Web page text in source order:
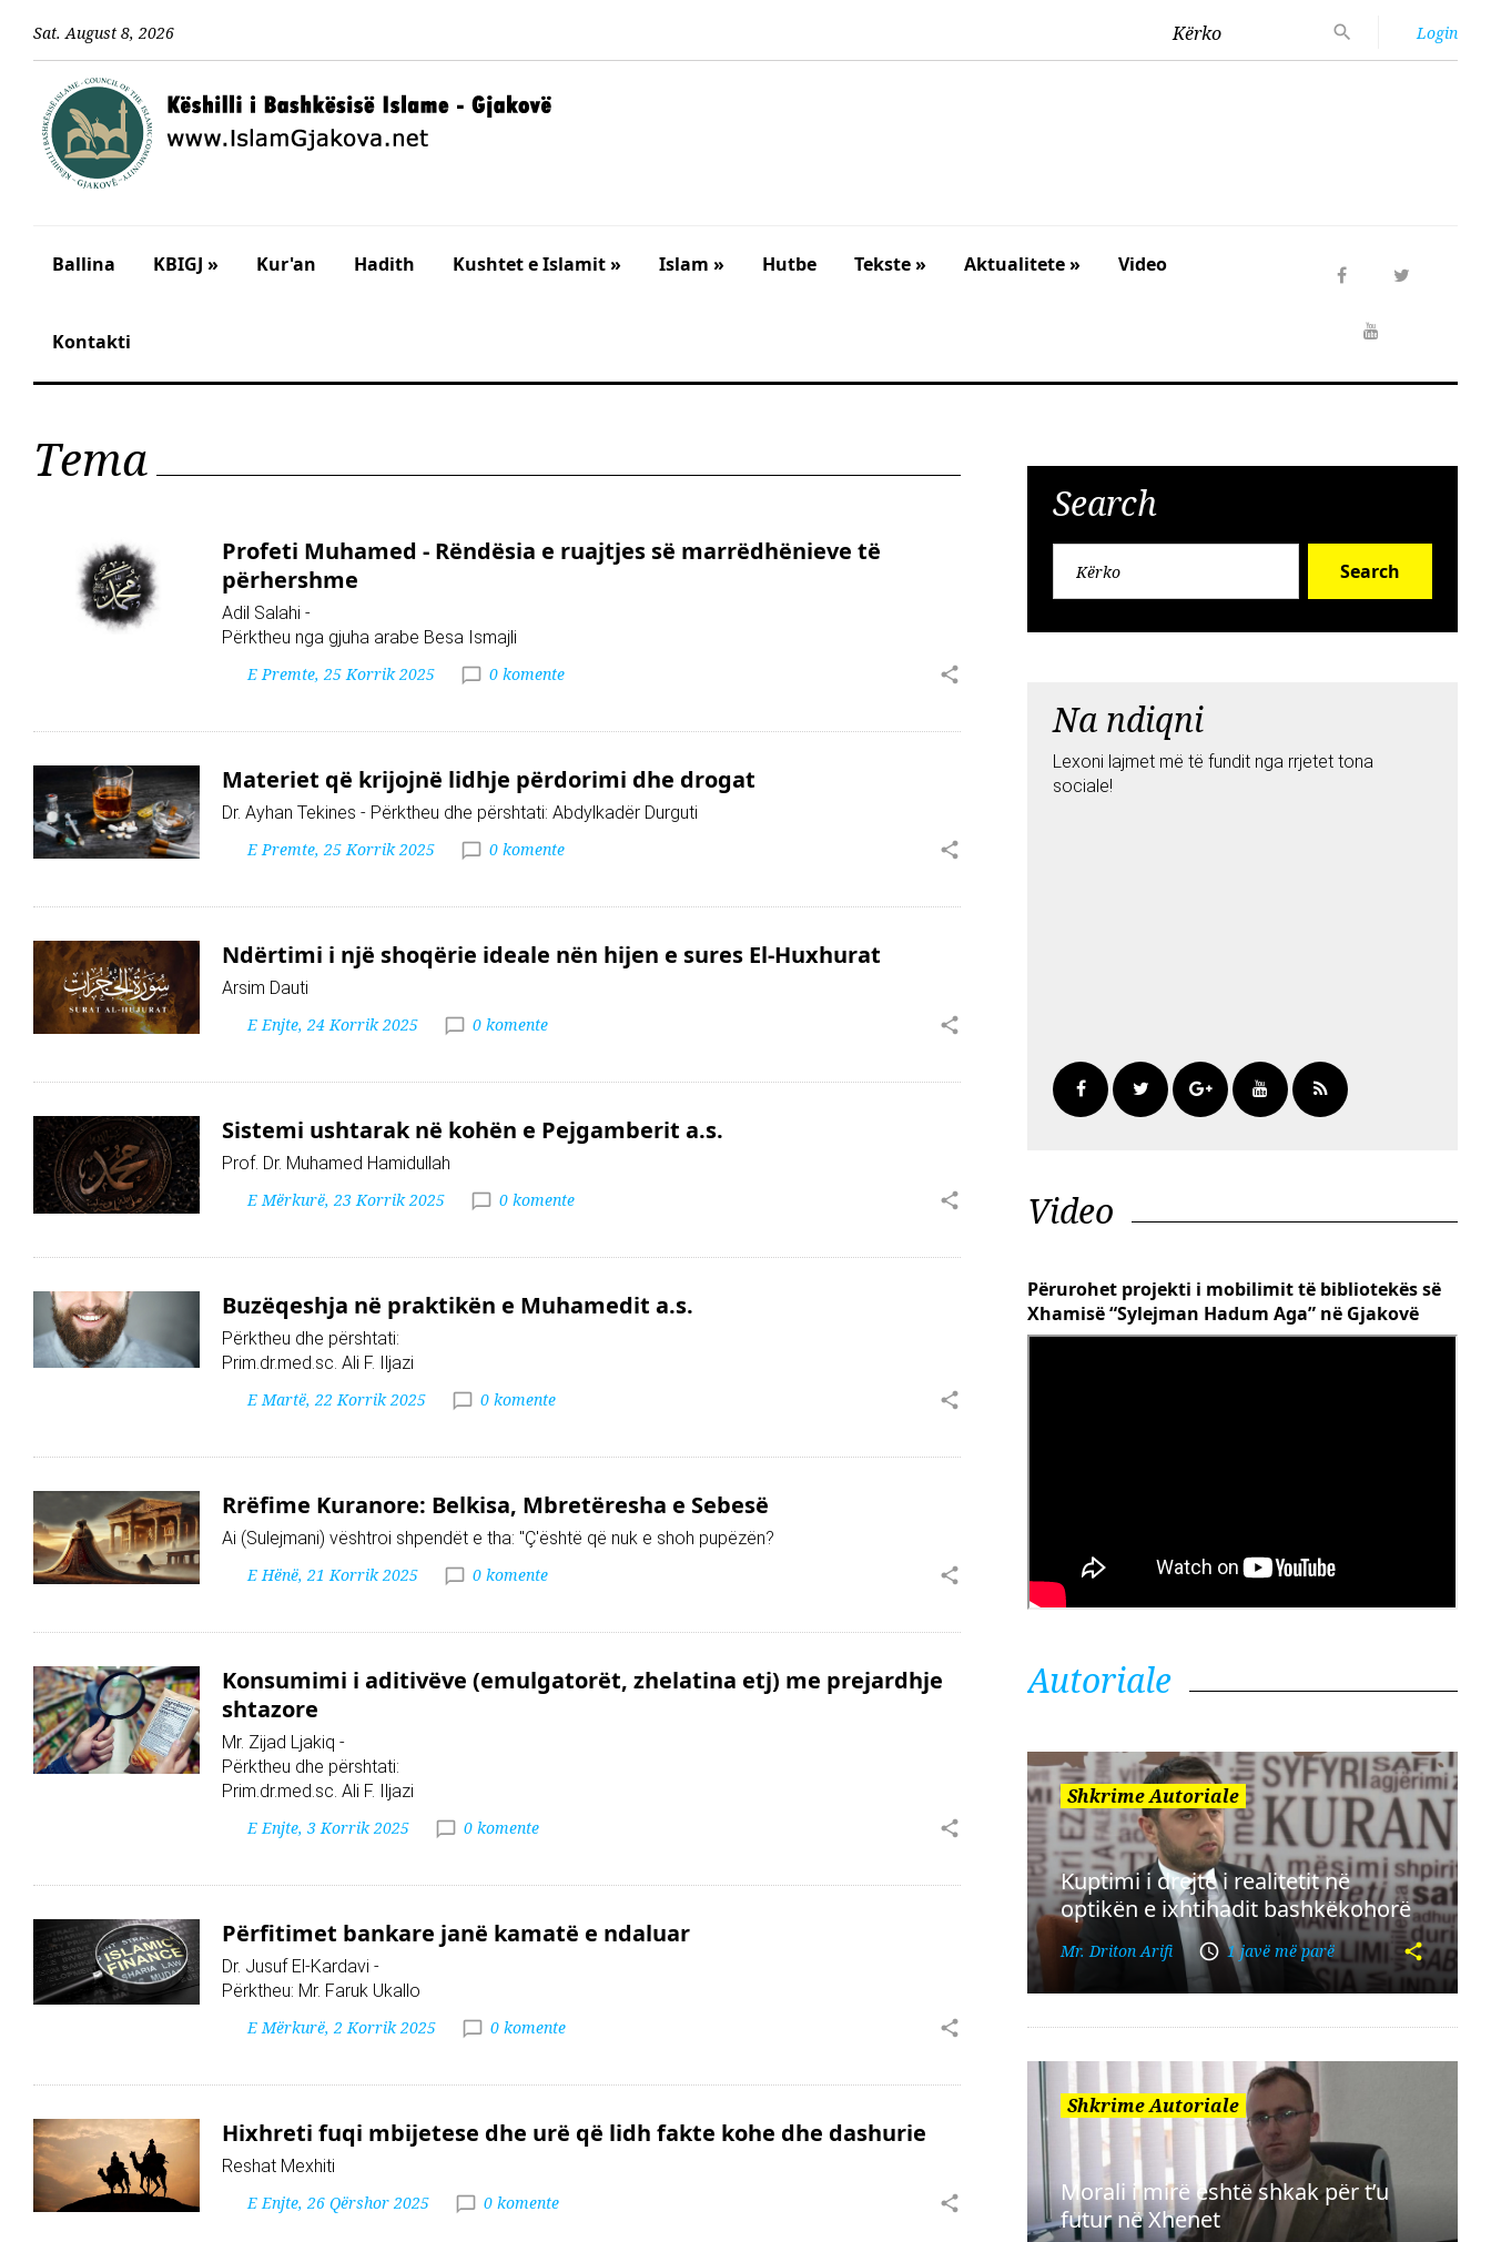
Sat. August 8, 2026 Kërko Login
Ballina KBIGJ » Kur'an Hadith Kushtet e Islamit » Islam » Hutbe Tekste » Aktualitete » Video
Kontakti
Tema
Profeti Muhamed - Rëndësia e ruajtjes së marrëdhënieve të
përhershme
Adil Salahi -
Përktheu nga gjuha arabe Besa Ismajli
E Premte, 25 Korrik 2025
0 komente
Materiet që krijojnë lidhje përdorimi dhe drogat
Dr. Ayhan Tekines - Përktheu dhe përshtati: Abdylkadër Durguti
E Premte, 25 Korrik 2025
0 komente
Ndërtimi i një shoqërie ideale nën hijen e sures El-Huxhurat
Arsim Dauti
E Enjte, 24 Korrik 2025
0 komente
Sistemi ushtarak në kohën e Pejgamberit a.s.
Prof. Dr. Muhamed Hamidullah
E Mërkurë, 23 Korrik 2025
0 komente
Buzëqeshja në praktikën e Muhamedit a.s.
Përktheu dhe përshtati:
Prim.dr.med.sc. Ali F. Iljazi
E Martë, 22 Korrik 2025
0 komente
Rrëfime Kuranore: Belkisa, Mbretëresha e Sebesë
Ai (Sulejmani) vështroi shpendët e tha: "Ç'është që nuk e shoh pupëzën?
E Hënë, 21 Korrik 2025
0 komente
Konsumimi i aditivëve (emulgatorët, zhelatina etj) me prejardhje
shtazore
Mr. Zijad Ljakiq -
Përktheu dhe përshtati:
Prim.dr.med.sc. Ali F. Iljazi
E Enjte, 3 Korrik 2025
0 komente
Përfitimet bankare janë kamatë e ndaluar
Dr. Jusuf El-Kardavi -
Përktheu: Mr. Faruk Ukallo
E Mërkurë, 2 Korrik 2025
0 komente
Hixhreti fuqi mbijetese dhe urë që lidh fakte kohe dhe dashurie
Reshat Mexhiti
E Enjte, 26 Qërshor 2025
0 komente
Search
Search
Video
Përurohet projekti i mobilimit të bibliotekës së
Xhamisë “Sylejman Hadum Aga” në Gjakovë
Na ndiqni
Lexoni lajmet më të fundit nga rrjetet tona
sociale!
Autoriale
Shkrime Autoriale
Kuptimi i drejtë i realitetit në
optikën e ixhtihadit bashkëkohorë
Mr. Driton Arifi 1 javë më parë
Shkrime Autoriale
Morali i mirë është shkak për t’u
futur në Xhenet